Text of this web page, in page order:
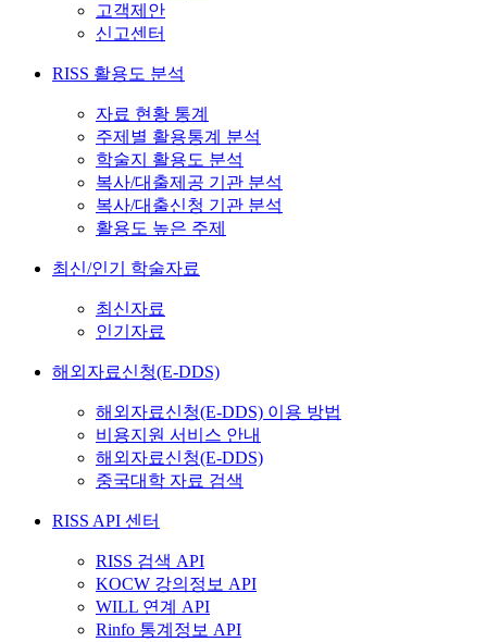
고객제안
신고센터
RISS 활용도 분석
자료 현황 통계
주제별 활용통계 분석
학술지 활용도 분석
복사/대출제공 기관 분석
복사/대출신청 기관 분석
활용도 높은 주제
최신/인기 학술자료
최신자료
인기자료
해외자료신청(E-DDS)
해외자료신청(E-DDS) 이용 방법
비용지원 서비스 안내
해외자료신청(E-DDS)
중국대학 자료 검색
RISS API 센터
RISS 검색 API
KOCW 강의정보 API
WILL 연계 API
Rinfo 통계정보 API